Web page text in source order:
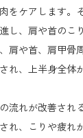
をケアします。
し、肩や首のこ
肩や首、肩甲骨
れ、上半身全体
流れが改善され
れ、こりや疲れ